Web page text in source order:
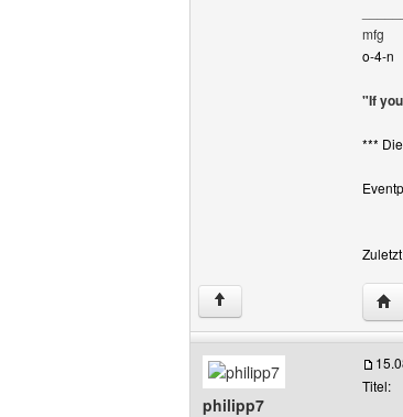
mfg
o-4-n
"If
***
↑
philipp7
Titel: